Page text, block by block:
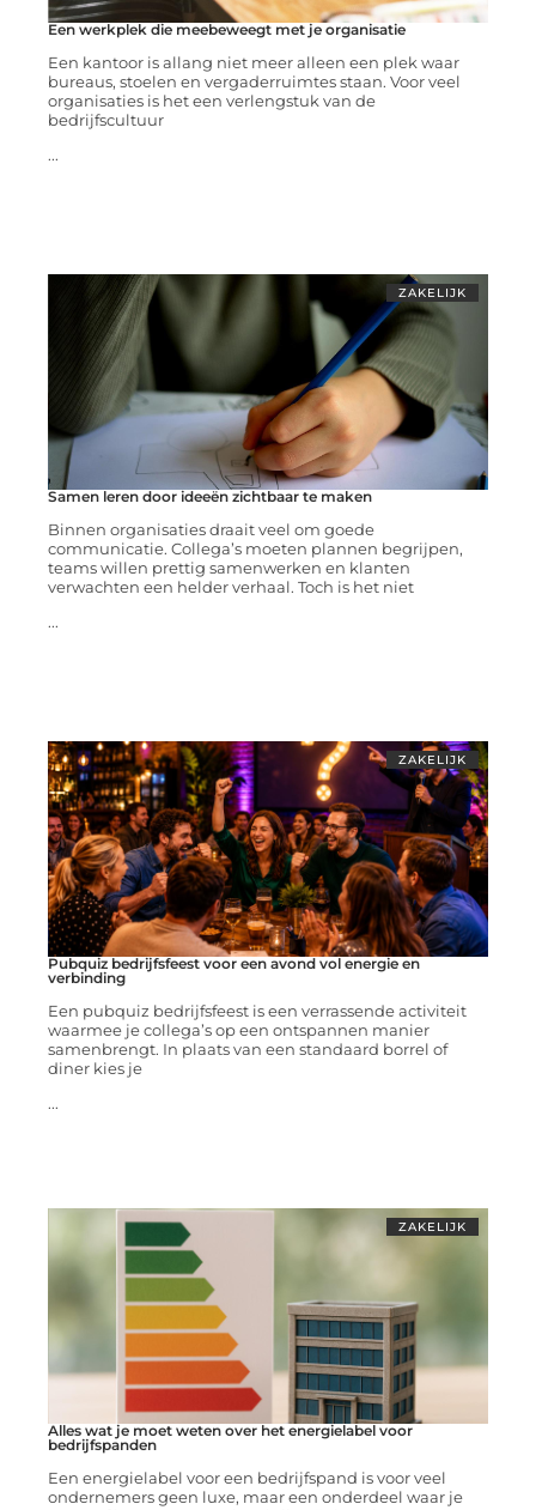
Een werkplek die meebeweegt met je organisatie
Een kantoor is allang niet meer alleen een plek waar
bureaus, stoelen en vergaderruimtes staan. Voor veel
organisaties is het een verlengstuk van de
bedrijfscultuur
...
ZAKELIJK
Samen leren door ideeën zichtbaar te maken
Binnen organisaties draait veel om goede
communicatie. Collega’s moeten plannen begrijpen,
teams willen prettig samenwerken en klanten
verwachten een helder verhaal. Toch is het niet
...
ZAKELIJK
Pubquiz bedrijfsfeest voor een avond vol energie en
verbinding
Een pubquiz bedrijfsfeest is een verrassende activiteit
waarmee je collega’s op een ontspannen manier
samenbrengt. In plaats van een standaard borrel of
diner kies je
...
ZAKELIJK
Alles wat je moet weten over het energielabel voor
bedrijfspanden
Een energielabel voor een bedrijfspand is voor veel
ondernemers geen luxe, maar een onderdeel waar je